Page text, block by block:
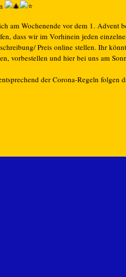
am Wochenende vor dem 1. Advent
dass wir im Vorhinein jeden
Preis online stellen. Ihr
vorbestellen und hier bei uns am
der Corona-Regeln folgen